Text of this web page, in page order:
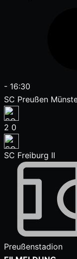
- 16:30
SC Preußen
2 0
SC Freiburg II
Preußenstadion